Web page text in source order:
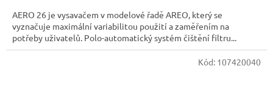
AERO 26 je vysavačem v modelové řadě AREO, který se
vyznačuje maximální variabilitou použití a zaměřením na
potřeby uživatelů. Polo-automatický systém čištění filtru...
Kód: 107420040